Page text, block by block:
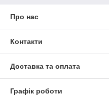
Про нас
Контакти
Доставка та оплата
Графік роботи